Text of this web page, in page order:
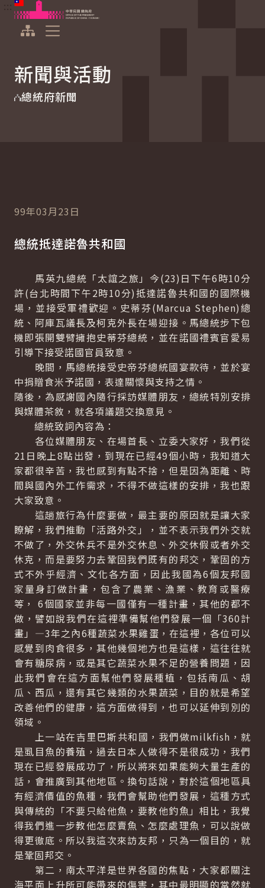
跳到主要內容
中華民國總統府
新聞與活動
總統府新聞
99年03月23日
總統抵達諾魯共和國
馬英九總統「太誼之旅」今(23)日下午6時10分
許(台北時間下午2時10分)抵達諾魯共和國的國際機
場，並接受軍禮歡迎。史蒂芬(Marcua Stephen)總
統、阿庫瓦議長及柯克外長在場迎接。馬總統步下包
機即張開雙臂擁抱史蒂芬總統，並在諾國禮賓官愛易
引導下接受諾國官員致意。
晚間，馬總統接受史帝芬總統國宴款待，並於宴
中捐贈食米予諾國，表達關懷與支持之情。
隨後，為感謝國內隨行採訪媒體朋友，總統特別安排
與媒體茶敘，就各項議題交換意見。
總統致詞內容為：
各位媒體朋友、在場首長、立委大家好，我們從
21日晚上8點出發，到現在已經49個小時，我知道大
家都很辛苦，我也感到有點不捨，但是因為距離、時
間與國內外工作需求，不得不做這樣的安排，我也跟
大家致意。
這趟旅行為什麼要做，最主要的原因就是讓大家
瞭解，我們推動「活路外交」，並不表示我們外交就
不做了，外交休兵不是外交休息、外交休假或者外交
休克，而是要努力去鞏固我們既有的邦交，鞏固的方
式不外乎經濟、文化各方面，因此我國為6個友邦國
家量身訂做計畫，包含了農業、漁業、教育或醫療
等， 6個國家並非每一國僅有一種計畫，其他的都不
做，譬如說我們在這裡準備幫他們發展一個「360計
畫」—3年之內6種蔬菜水果雞蛋，在這裡，各位可以
感覺到肉食很多，其他幾個地方也是這樣，這往往就
會有糖尿病，或是其它蔬菜水果不足的營養問題，因
此我們會在這方面幫他們發展種植，包括南瓜、胡
瓜、西瓜，還有其它幾類的水果蔬菜，目的就是希望
改善他們的健康，這方面做得到，也可以延伸到別的
領域。
上一站在吉里巴斯共和國，我們做milkfish，就
是虱目魚的養殖，過去日本人做得不是很成功，我們
現在已經發展成功了，所以將來如果能夠大量生產的
話，會推廣到其他地區。換句話說，對於這個地區具
有經濟價值的魚種，我們會幫助他們發展，這種方式
與傳統的「不要只給他魚，要教他釣魚」相比，我覺
得我們進一步教他怎麼賣魚、怎麼處理魚，可以說做
得更徹底。所以我這次來訪友邦，只為一個目的，就
是鞏固邦交。
第二，南太平洋是世界各國的焦點，大家都關注
海平面上升所可能帶來的傷害，其中最明顯的當然就